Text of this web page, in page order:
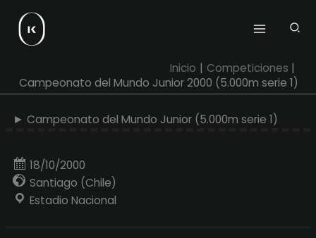
contenido
Inicio
Competiciones
Campeonato del Mundo Junior 2000 (5.000m serie 1)
► Campeonato del Mundo Junior (5.000m serie 1)
18/10/2000
Santiago (Chile)
Estadio Nacional